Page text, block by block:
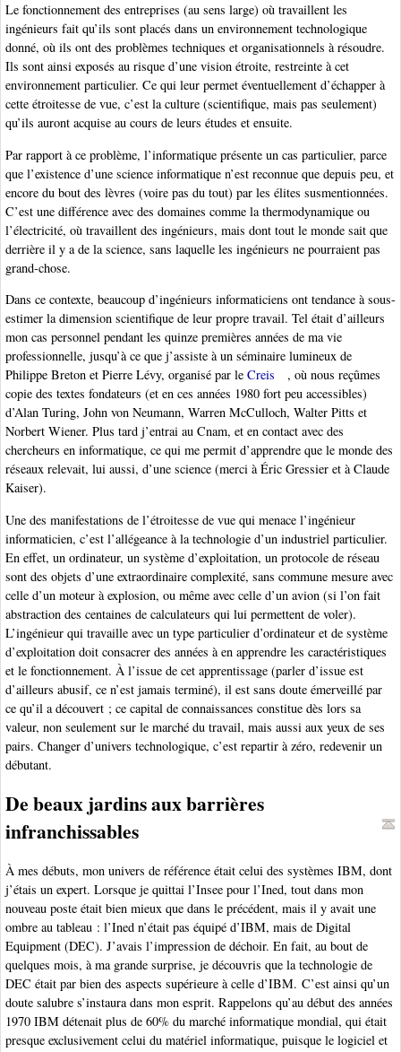
Le fonctionnement des entreprises (au sens large) où travaillent les
ingénieurs fait qu’ils sont placés dans un environnement technologique
donné, où ils ont des problèmes techniques et organisationnels à résoudre.
Ils sont ainsi exposés au risque d’une vision étroite, restreinte à cet
environnement particulier. Ce qui leur permet éventuellement d’échapper à
cette étroitesse de vue, c’est la culture (scientifique, mais pas seulement)
qu’ils auront acquise au cours de leurs études et ensuite.
Par rapport à ce problème, l’informatique présente un cas particulier, parce
que l’existence d’une science informatique n’est reconnue que depuis peu, et
encore du bout des lèvres (voire pas du tout) par les élites susmentionnées.
C’est une différence avec des domaines comme la thermodynamique ou
l’électricité, où travaillent des ingénieurs, mais dont tout le monde sait que
derrière il y a de la science, sans laquelle les ingénieurs ne pourraient pas
grand-chose.
Dans ce contexte, beaucoup d’ingénieurs informaticiens ont tendance à sous-
estimer la dimension scientifique de leur propre travail. Tel était d’ailleurs
mon cas personnel pendant les quinze premières années de ma vie
professionnelle, jusqu’à ce que j’assiste à un séminaire lumineux de
Philippe Breton et Pierre Lévy, organisé par le Creis
, où nous reçûmes
copie des textes fondateurs (et en ces années 1980 fort peu accessibles)
d’Alan Turing, John von Neumann, Warren McCulloch, Walter Pitts et
Norbert Wiener. Plus tard j’entrai au Cnam, et en contact avec des
chercheurs en informatique, ce qui me permit d’apprendre que le monde des
réseaux relevait, lui aussi, d’une science (merci à Éric Gressier et à Claude
Kaiser).
Une des manifestations de l’étroitesse de vue qui menace l’ingénieur
informaticien, c’est l’allégeance à la technologie d’un industriel particulier.
En effet, un ordinateur, un système d’exploitation, un protocole de réseau
sont des objets d’une extraordinaire complexité, sans commune mesure avec
celle d’un moteur à explosion, ou même avec celle d’un avion (si l’on fait
abstraction des centaines de calculateurs qui lui permettent de voler).
L’ingénieur qui travaille avec un type particulier d’ordinateur et de système
d’exploitation doit consacrer des années à en apprendre les caractéristiques
et le fonctionnement. À l’issue de cet apprentissage (parler d’issue est
d’ailleurs abusif, ce n’est jamais terminé), il est sans doute émerveillé par
ce qu’il a découvert ; ce capital de connaissances constitue dès lors sa
valeur, non seulement sur le marché du travail, mais aussi aux yeux de ses
pairs. Changer d’univers technologique, c’est repartir à zéro, redevenir un
débutant.
De beaux jardins aux barrières
infranchissables
À mes débuts, mon univers de référence était celui des systèmes IBM, dont
j’étais un expert. Lorsque je quittai l’Insee pour l’Ined, tout dans mon
nouveau poste était bien mieux que dans le précédent, mais il y avait une
ombre au tableau : l’Ined n’était pas équipé d’IBM, mais de Digital
Equipment (DEC). J’avais l’impression de déchoir. En fait, au bout de
quelques mois, à ma grande surprise, je découvris que la technologie de
DEC était par bien des aspects supérieure à celle d’IBM. C’est ainsi qu’un
doute salubre s’instaura dans mon esprit. Rappelons qu’au début des années
1970 IBM détenait plus de 60% du marché informatique mondial, qui était
presque exclusivement celui du matériel informatique, puisque le logiciel et